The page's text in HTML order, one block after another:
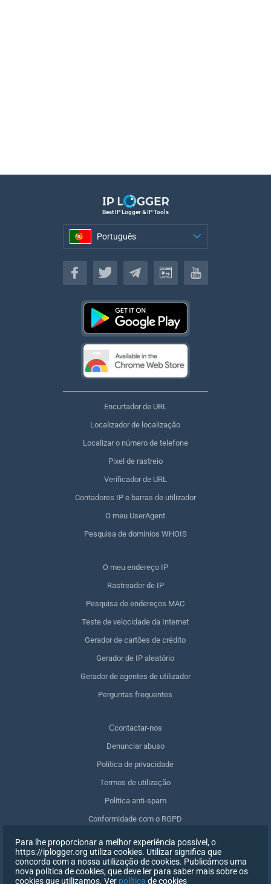
Best IP Logger & IP Tools
Português
Português
Encurtador de URL
Localizador de localização
Localizar o número de telefone
Pixel de rastreio
Verificador de URL
Contadores IP e barras de utilizador
O meu UserAgent
Pesquisa de domínios WHOIS
O meu endereço IP
Rastreador de IP
Pesquisa de endereços MAC
Teste de velocidade da Internet
Gerador de cartões de crédito
Gerador de IP aleatório
Gerador de agentes de utilizador
Perguntas frequentes
Сcontactar-nos
Denunciar abuso
Política de privacidade
Termos de utilização
Política anti-spam
Conformidade com o RGPD
Apagar os meus dados
Retirar o consentimento
Para lhe proporcionar a melhor experiência possível, o
https://iplogger.org utiliza cookies. Utilizar significa que
concorda com a nossa utilização de cookies. Publicámos uma
nova política de cookies, que deve ler para saber mais sobre os
cookies que utilizamos. Ver política de cookies